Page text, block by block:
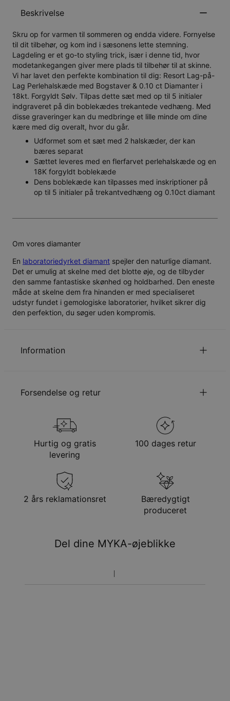
Beskrivelse
Skru op for varmen til sommeren og endda videre. Fornyelse
til dit tilbehør, og kom ind i sæsonens lette stemning.
Lagdeling er et go-to styling trick, især i denne tid, hvor
modetankegangen giver mere plads til tilbehør til at skinne.
Vi har lavet den perfekte kombination til dig: Resort Lag-på-
Lag Perlehalskæde med Bogstaver & 0.10 ct Diamanter i
18kt. Forgyldt Sølv. Tilpas dette sæt med op til 5 initialer
indgraveret på din boblekædes trekantede vedhæng. Med
disse graveringer kan du medbringe et lille minde om dine
kære med dig overalt, hvor du går.
Udformet som et sæt med 2 halskæder, der kan
bæres separat
Sættet leveres med en flerfarvet perlehalskæde og en
18K forgyldt boblekæde
Dens boblekæde kan tilpasses med inskriptioner på
op til 5 initialer på trekantvedhæng og 0.10ct diamant
Om vores diamanter
En laboratoriedyrket diamant spejler den naturlige diamant.
Det er umulig at skelne med det blotte øje, og de tilbyder
den samme fantastiske skønhed og holdbarhed. Den eneste
måde at skelne dem fra hinanden er med specialiseret
udstyr fundet i gemologiske laboratorier, hvilket sikrer dig
den perfektion, du søger uden kompromis.
Information
Kædetype
Kuglekæde
Stentype
Stenklarhed
Total karatvægt
Hypoallergenisk
Forsendelse og retur
forsendelsesmetode
Metode Anslået leveringsdato
Gratis levering
man. 24. aug. - tir. 25.
Hastelevering
lør. 15. aug. - man. 17.
aug.
Du vil ikke blive opkrævet yderligere afgifter.
Vær opmærksom på at tidsperioden nævnt ovenfor er
Hurtig og gratis
levering
100 dages retur
2 års reklamationsret
Bæredygtigt
produceret
Del dine MYKA-øjeblikke